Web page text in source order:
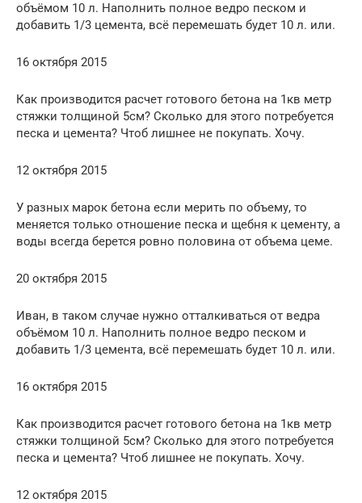
объёмом 10 л. Наполнить полное ведро песком и
добавить 1/3 цемента, всё перемешать будет 10 л. или.
16 октября 2015
Как производится расчет готового бетона на 1кв метр
стяжки толщиной 5см? Сколько для этого потребуется
песка и цемента? Чтоб лишнее не покупать. Хочу.
12 октября 2015
У разных марок бетона если мерить по объему, то
меняется только отношение песка и щебня к цементу, а
воды всегда берется ровно половина от объема цеме.
20 октября 2015
Иван, в таком случае нужно отталкиваться от ведра
объёмом 10 л. Наполнить полное ведро песком и
добавить 1/3 цемента, всё перемешать будет 10 л. или.
16 октября 2015
Как производится расчет готового бетона на 1кв метр
стяжки толщиной 5см? Сколько для этого потребуется
песка и цемента? Чтоб лишнее не покупать. Хочу.
12 октября 2015